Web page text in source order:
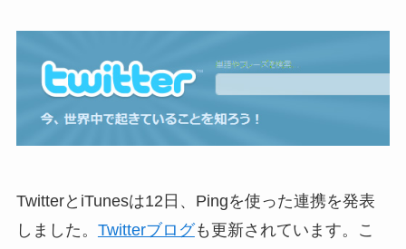
TwitterとiTunesは12日、Pingを使った連携を発表
しました。 Twitterブログも更新されています。こ